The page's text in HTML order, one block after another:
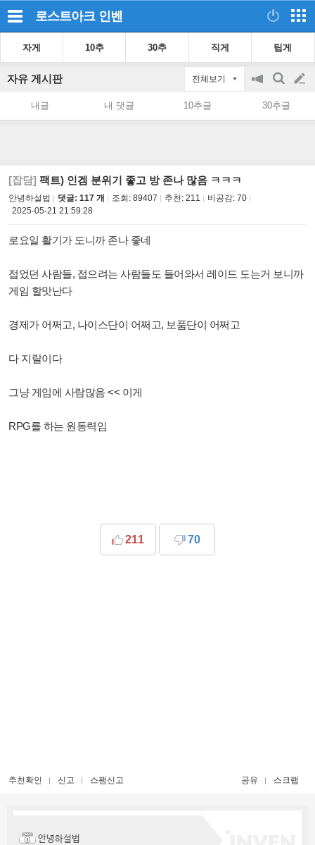
로스트아크 인벤
자게 10추 30추 직게 팁게
자유 게시판 전체보기
공
지
on/off
검
색
글
쓰
내글 내 댓글 10추글 30추글
[잡담] 팩트) 인겜 분위기 좋고 방 존나 많음 ㅋㅋㅋ
안녕하설법 댓글: 117 개 조회: 89407 추천: 211 비공감: 70
2025-05-21 21:59:28
로요일 활기가 도니까 존나 좋네
접었던 사람들, 접으려는 사람들도 들어와서 레이드 도는거 보니까
게임 할맛난다
경제가 어쩌고, 나이스단이 어쩌고, 보품단이 어쩌고
다 지랄이다
그냥 게임에 사람많음 << 이게
RPG를 하는 원동력임
211 70
추천확인 신고 스팸신고 공유 스크랩
안녕하설법